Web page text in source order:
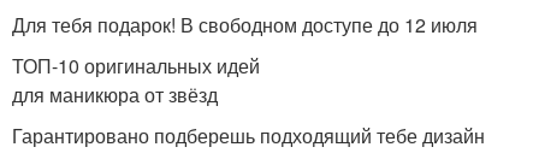
Для тебя подарок! В свободном доступе до 12 июля
ТОП-10 оригинальных идей
для маникюра от звёзд
Гарантировано подберешь подходящий тебе дизайн